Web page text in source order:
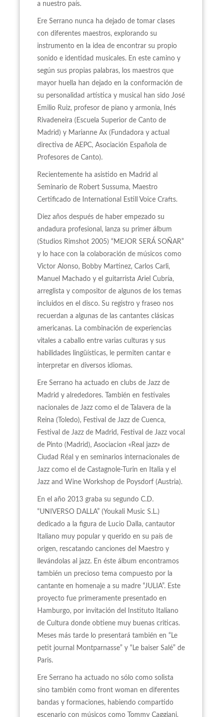
a nuestro país.
Ere Serrano nunca ha dejado de tomar clases
con diferentes maestros, explorando su
instrumento en la idea de encontrar su propio
sonido e identidad musicales. En este camino y
según sus propias palabras, los maestros que
mayor huella han dejado en la conformación de
su personalidad artística y musical han sido José
Emilio Ruiz, profesor de piano y armonia, Inés
Rivadeneira (Escuela Superior de Canto de
Madrid) y Marianne Ax (Fundadora y actual
directiva de AEPC, Asociación Española de
Profesores de Canto).
Recientemente ha asistido en Madrid al
Seminario de Robert Sussuma, Maestro
Certificado de International Estill Voice Crafts.
Diez años después de haber empezado su
andadura profesional, lanza su primer álbum
(Studios Rimshot 2005) “MEJOR SERÁ SOÑAR”
y lo hace con la colaboración de músicos como
Victor Alonso, Bobby Martinez, Carlos Carli,
Manuel Machado y el guitarrista Ariel Cubría,
arreglista y compositor de algunos de los temas
incluidos en el disco. Su registro y fraseo nos
recuerdan a algunas de las cantantes clásicas
americanas. La combinación de experiencias
vitales a caballo entre varias culturas y sus
habilidades lingüísticas, le permiten cantar e
interpretar en diversos idiomas.
Ere Serrano ha actuado en clubs de Jazz de
Madrid y alrededores. También en festivales
nacionales de Jazz como el de Talavera de la
Reina (Toledo), Festival de Jazz de Cuenca,
Festival de Jazz de Madrid, Festival de Jazz vocal
de Pinto (Madrid), Asociacion «Real jazz» de
Ciudad Réal y en seminarios internacionales de
Jazz como el de Castagnole-Turin en Italia y el
Jazz and Wine Workshop de Poysdorf (Austria).
En el año 2013 graba su segundo C.D.
“UNIVERSO DALLA” (Youkali Music S.L.)
dedicado a la figura de Lucio Dalla, cantautor
Italiano muy popular y querido en su país de
origen, rescatando canciones del Maestro y
llevándolas al jazz. En éste álbum encontramos
también un precioso tema compuesto por la
cantante en homenaje a su madre “JULIA”. Este
proyecto fue primeramente presentado en
Hamburgo, por invitación del Instituto Italiano
de Cultura donde obtiene muy buenas criticas.
Meses más tarde lo presentará también en “Le
petit journal Montparnasse” y “Le baiser Salé” de
Paris.
Ere Serrano ha actuado no sólo como solista
sino también como front woman en diferentes
bandas y formaciones, habiendo compartido
escenario con músicos como Tommy Caggiani,